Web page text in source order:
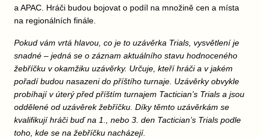
a APAC. Hráči budou bojovat o podíl na množině cen a místa
na regionálních finále.
Pokud vám vrtá hlavou, co je to uzávěrka Trials, vysvětlení je
snadné – jedná se o záznam aktuálního stavu hodnoceného
žebříčku v okamžiku uzávěrky. Určuje, kteří hráči a v jakém
pořadí budou nasazeni do příštího turnaje. Uzávěrky obvykle
probíhají v úterý před příštím turnajem Tactician’s Trials a jsou
oddělené od uzávěrek žebříčku. Díky těmto uzávěrkám se
kvalifikují hráči buď na 1., nebo 3. den Tactician’s Trials podle
toho, kde se na žebříčku nacházejí.